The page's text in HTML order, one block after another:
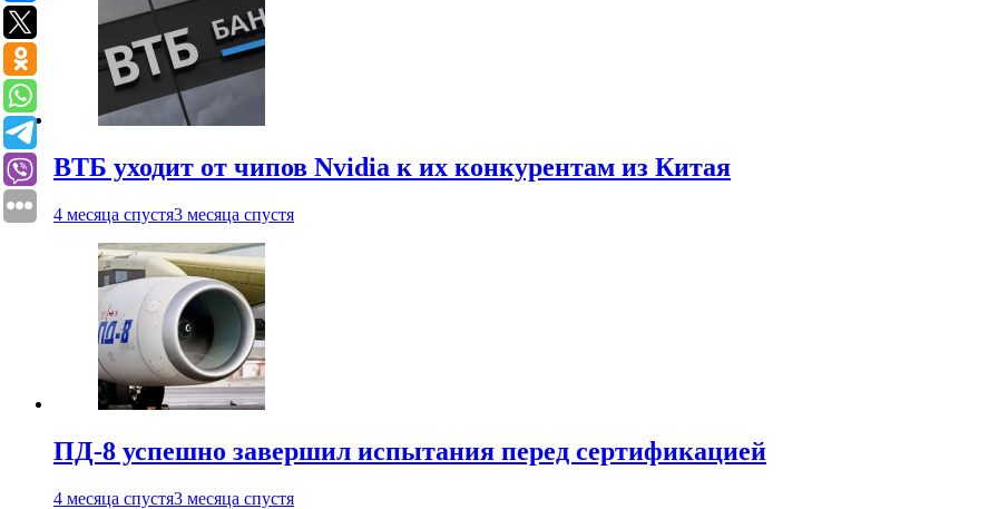
ВТБ уходит от чипов Nvidia к их конкурентам из Китая
4 месяца спустя3 месяца спустя
ПД-8 успешно завершил испытания перед сертификацией
4 месяца спустя3 месяца спустя